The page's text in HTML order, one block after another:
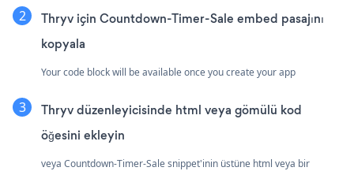
Thryv için Countdown-Timer-Sale embed pasajını
kopyala
Your code block will be available once you create your app
Thryv düzenleyicisinde html veya gömülü kod
öğesini ekleyin
veya Countdown-Timer-Sale snippet'inin üstüne html veya bir